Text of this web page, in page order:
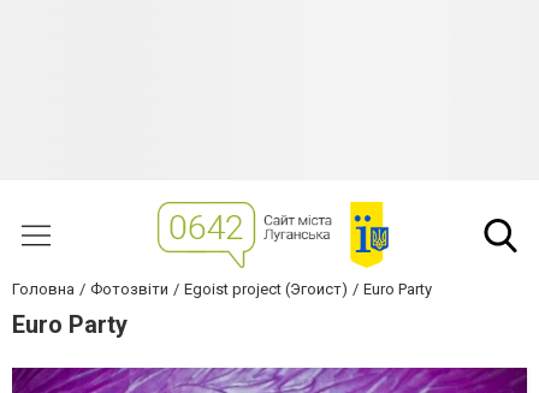
Головна Фотозвіти Egoist project (Эгоист) Euro Party
Euro Party